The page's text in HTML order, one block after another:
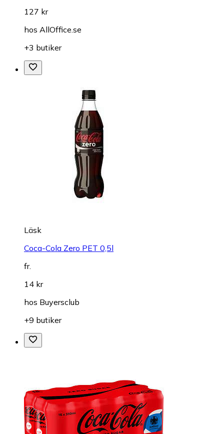
127 kr
hos AllOffice.se
+3 butiker
Läsk
Coca-Cola Zero PET 0,5l
fr.
14 kr
hos Buyersclub
+9 butiker